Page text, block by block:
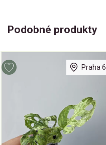
Podobné produkty
Praha 6